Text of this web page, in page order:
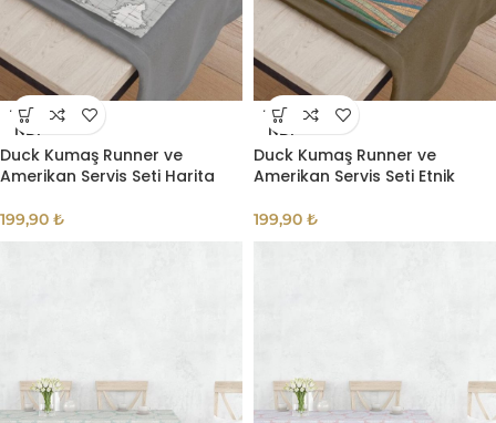
TÜKE
NDI
Duck Kumaş Runner ve
Amerikan Servis Seti Harita
199,90 ₺
TÜKE
NDI
Duck Kumaş Runner ve
Amerikan Servis Seti Etnik
199,90 ₺